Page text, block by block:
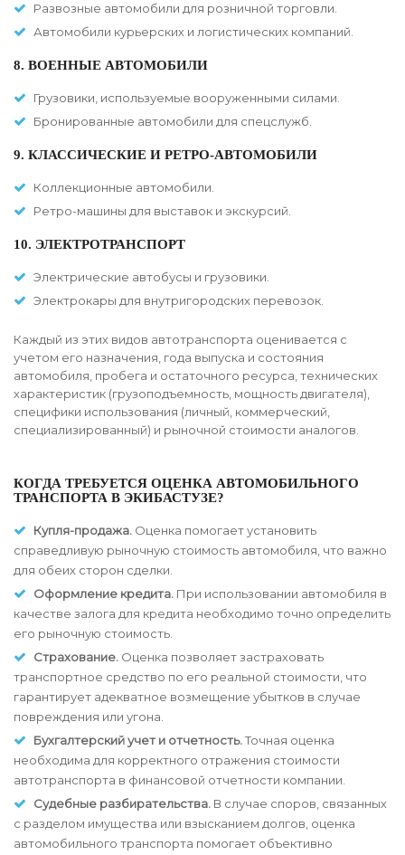
Развозные автомобили для розничной торговли.
Автомобили курьерских и логистических компаний.
8. ВОЕННЫЕ АВТОМОБИЛИ
Грузовики, используемые вооруженными силами.
Бронированные автомобили для спецслужб.
9. КЛАССИЧЕСКИЕ И РЕТРО-АВТОМОБИЛИ
Коллекционные автомобили.
Ретро-машины для выставок и экскурсий.
10. ЭЛЕКТРОТРАНСПОРТ
Электрические автобусы и грузовики.
Электрокары для внутригородских перевозок.
Каждый из этих видов автотранспорта оценивается с
учетом его назначения, года выпуска и состояния
автомобиля, пробега и остаточного ресурса, технических
характеристик (грузоподъемность, мощность двигателя),
специфики использования (личный, коммерческий,
специализированный) и рыночной стоимости аналогов.
КОГДА ТРЕБУЕТСЯ ОЦЕНКА АВТОМОБИЛЬНОГО
ТРАНСПОРТА В ЭКИБАСТУЗЕ?
Купля-продажа. Оценка помогает установить
справедливую рыночную стоимость автомобиля, что важно
для обеих сторон сделки.
Оформление кредита. При использовании автомобиля в
качестве залога для кредита необходимо точно определить
его рыночную стоимость.
Страхование. Оценка позволяет застраховать
транспортное средство по его реальной стоимости, что
гарантирует адекватное возмещение убытков в случае
повреждения или угона.
Бухгалтерский учет и отчетность.Точная оценка
необходима для корректного отражения стоимости
автотранспорта в финансовой отчетности компании.
Судебные разбирательства. В случае споров, связанных
с разделом имущества или взысканием долгов, оценка
автомобильного транспорта помогает объективно